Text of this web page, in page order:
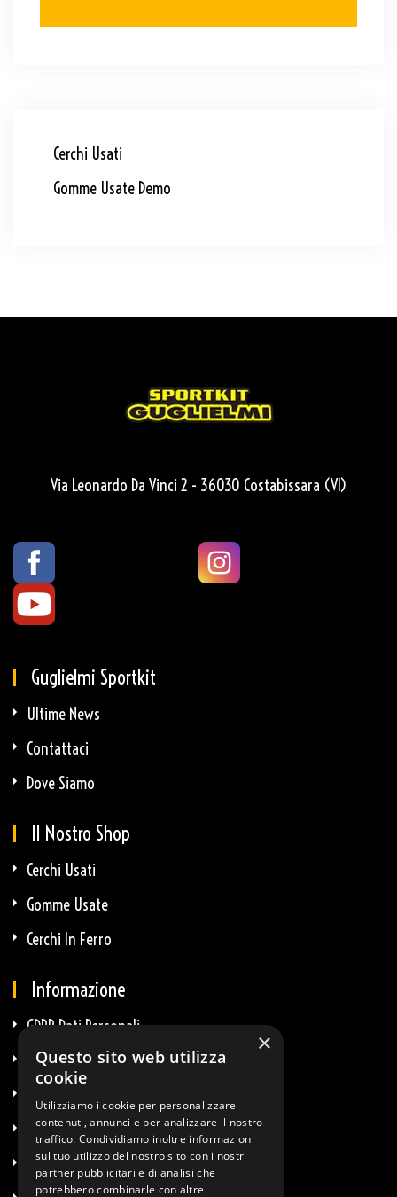
Cerchi Usati
Gomme Usate Demo
Via Leonardo Da Vinci 2 - 36030 Costabissara (VI)
Guglielmi Sportkit
Ultime News
Contattaci
Dove Siamo
Il Nostro Shop
Cerchi Usati
Gomme Usate
Cerchi In Ferro
Informazione
GDPR Dati Personali
GDPR E-Commerce
Termini & Condizioni
Diritto Di Recesso
×
Questo sito web utilizza
cookie
Utilizziamo i cookie per personalizzare
contenuti, annunci e per analizzare il nostro
traffico. Condividiamo inoltre informazioni
sul tuo utilizzo del nostro sito con i nostri
partner pubblicitari e di analisi che
potrebbero combinarle con altre